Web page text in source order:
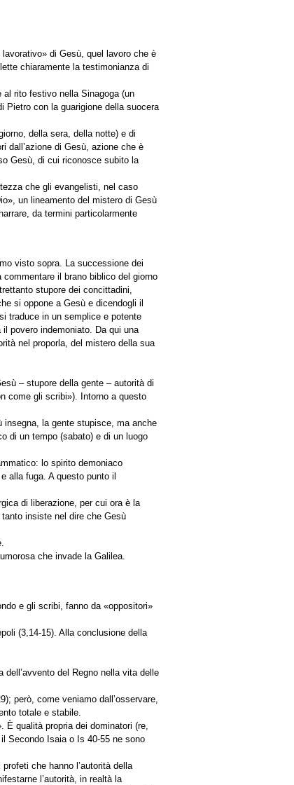
di Gesù, quel lavoro che è
chiaramente la testimonianza di
rito festivo nella Sinagoga (un
Pietro con la guarigione della suocera
della sera, della notte) e di
dall’azione di Gesù, azione che è
Gesù, di cui riconosce subito la
che gli evangelisti, nel caso
un lineamento del mistero di Gesù
da termini particolarmente
visto sopra. La successione dei
il brano biblico del giorno
stupore dei concittadini,
si oppone a Gesù e dicendogli il
traduce in un semplice e potente
povero indemoniato. Da qui una
nel proporla, del mistero della sua
– stupore della gente – autorità di
come gli scribi»). Intorno a questo
insegna, la gente stupisce, ma anche
di un tempo (sabato) e di un luogo
lo spirito demoniaco
alla fuga. A questo punto il
di liberazione, per cui ora è la
insiste nel dire che Gesù
che invade la Galilea.
e gli scribi, fanno da «oppositori»
(3,14-15). Alla conclusione della
del Regno nella vita delle
però, come veniamo dall’osservare,
totale e stabile.
qualità propria dei dominatori (re,
Secondo Isaia o Is 40-55 ne sono
che hanno l’autorità della
l’autorità, in realtà la